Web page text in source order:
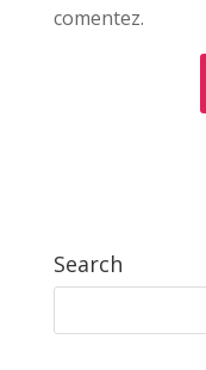
comentez.
Search